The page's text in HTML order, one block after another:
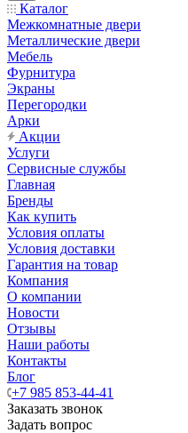
Каталог
Межкомнатные двери
Металлические двери
Мебель
Фурнитура
Экраны
Перегородки
Арки
Акции
Услуги
Сервисные службы
Главная
Бренды
Как купить
Условия оплаты
Условия доставки
Гарантия на товар
Компания
О компании
Новости
Отзывы
Наши работы
Контакты
Блог
+7 985 853-44-41
Заказать звонок
Задать вопрос